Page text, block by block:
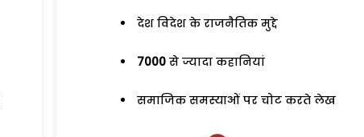
देश विदेश के राजनैतिक मुद्दे
7000 से ज्यादा कहानियां
समाजिक समस्याओं पर चोट करते लेख